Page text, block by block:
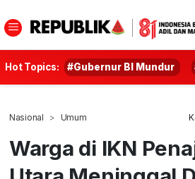
Hot Topics: #Gubernur BI Mundur
Nasional Umum
Warga di IKN